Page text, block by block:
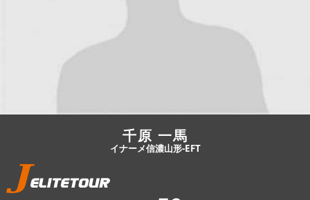
エントリー
JBCF ROAD SERIESとは
千原 一馬
イナーメ信濃山形-EFT